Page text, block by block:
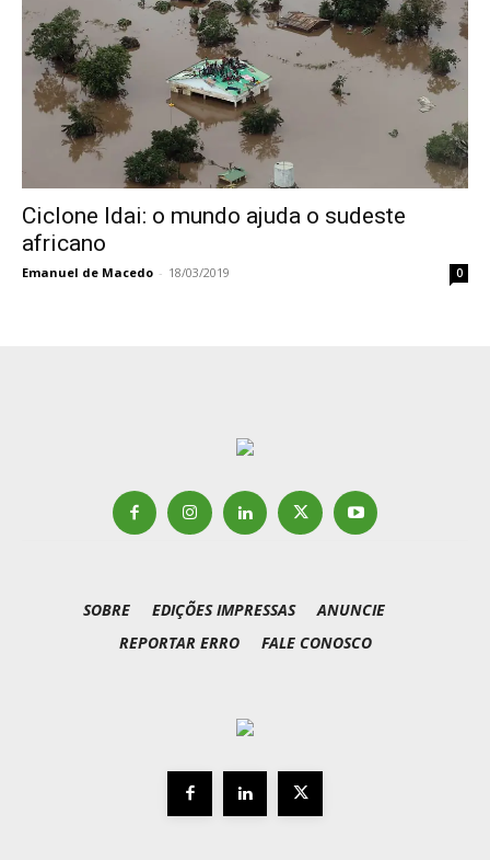
Ciclone Idai: o mundo ajuda o sudeste
africano
Emanuel de Macedo - 18/03/2019 0
SOBRE EDIÇÕES IMPRESSAS
ANUNCIE
REPORTAR ERRO
FALE CONOSCO